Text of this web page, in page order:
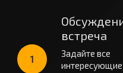
1
встреча
Задайте все